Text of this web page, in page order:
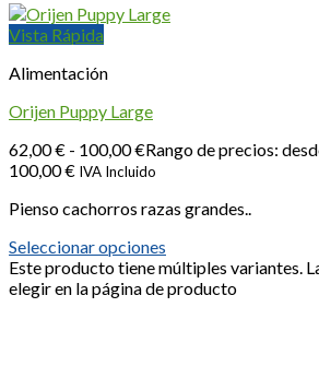
Vista Rápida
Alimentación
Orijen Puppy Large
62,00€ - 100,00€Rango de precios:
100,00 € IVA Incluido
Pienso cachorros razas grandes..
Seleccionar opciones
Este producto tiene múltiples variantes.
elegir en la página de producto